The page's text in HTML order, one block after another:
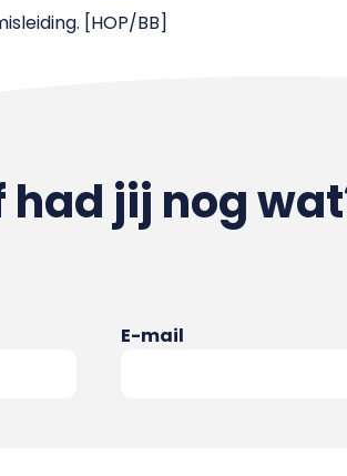
[HOP/BB]
had jij nog
E-mail